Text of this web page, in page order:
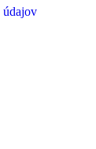
údajov